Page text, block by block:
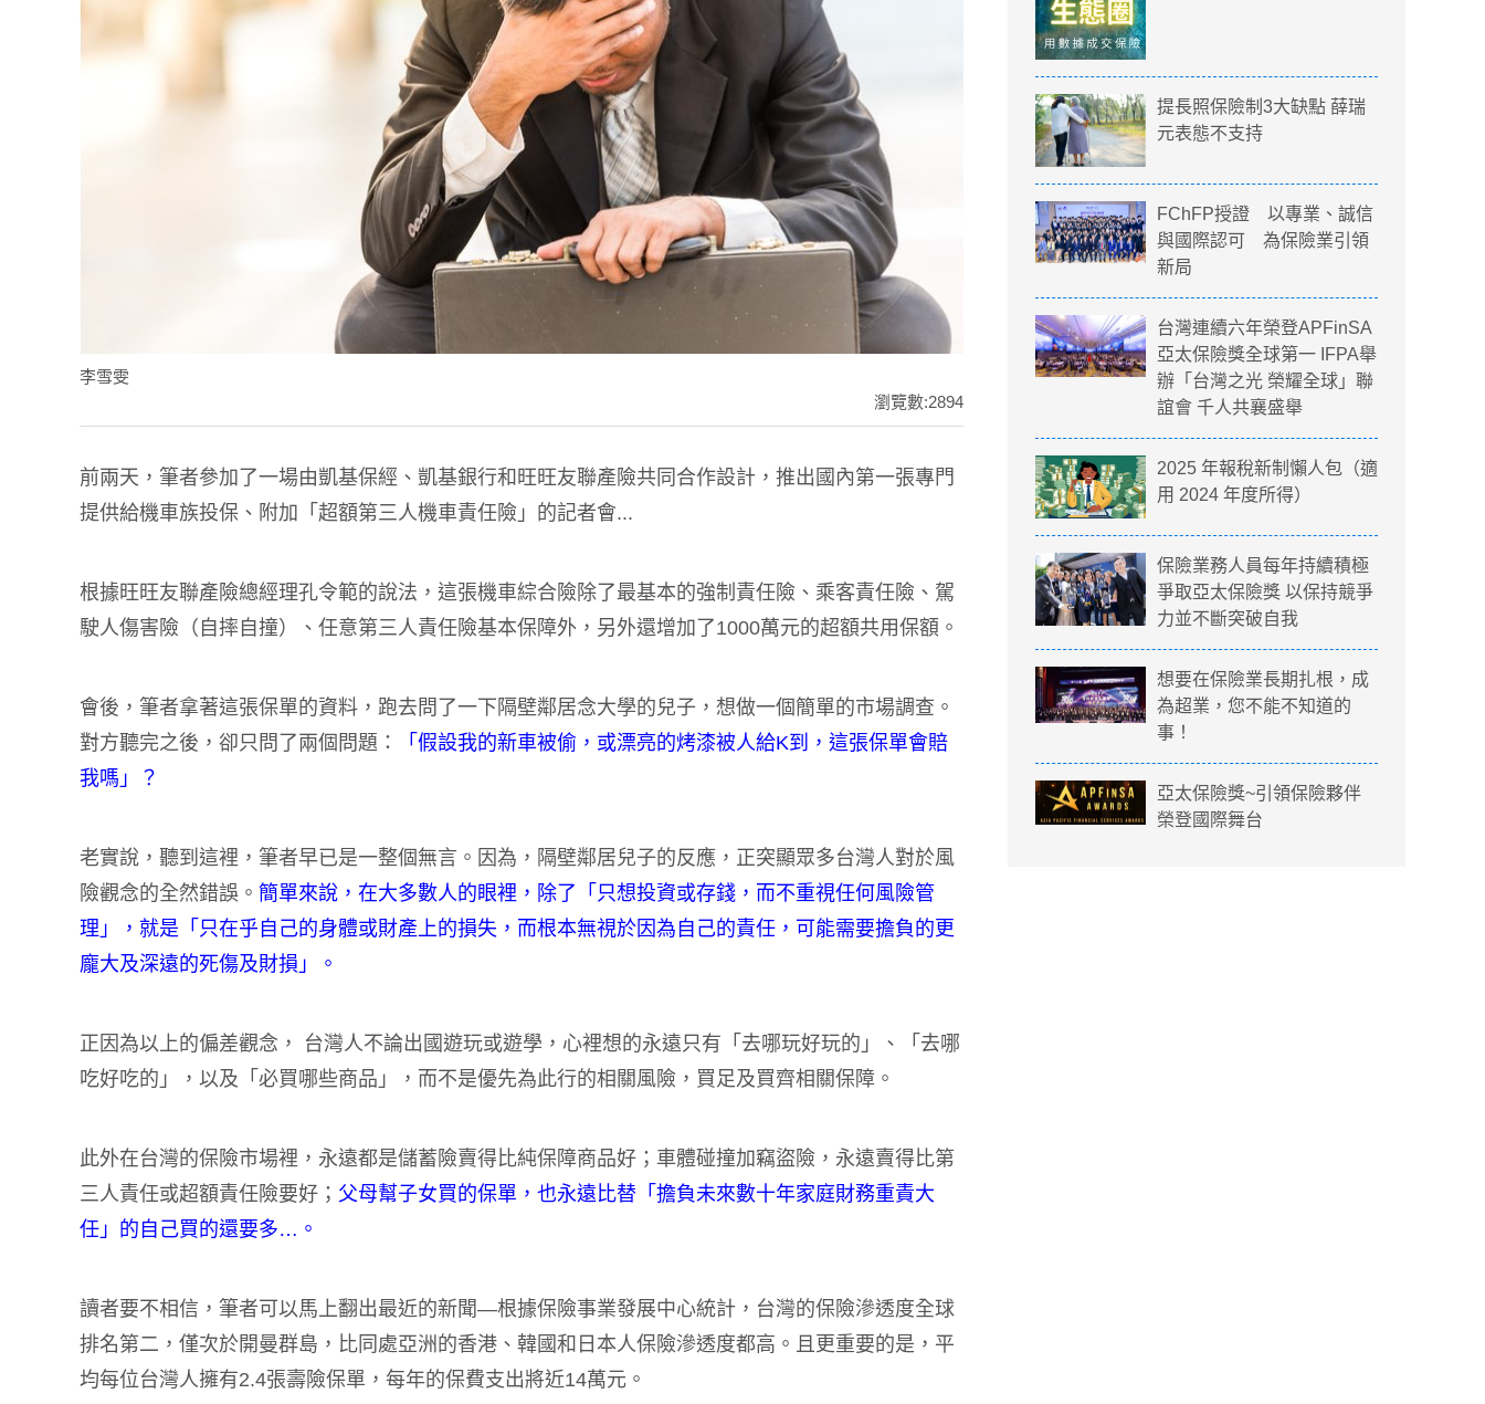
李雪雯
瀏覽數:2894
前兩天，筆者參加了一場由凱基保經、凱基銀行和旺旺友聯產險共同合作設計，推出國內第一張專門
提供給機車族投保、附加「超額第三人機車責任險」的記者會...
根據旺旺友聯產險總經理孔令範的說法，這張機車綜合險除了最基本的強制責任險、乘客責任險、駕
駛人傷害險（自摔自撞）、任意第三人責任險基本保障外，另外還增加了1000萬元的超額共用保額。
會後，筆者拿著這張保單的資料，跑去問了一下隔壁鄰居念大學的兒子，想做一個簡單的市場調查。
對方聽完之後，卻只問了兩個問題：
「假設我的新車被偷，或漂亮的烤漆被人給K到，這張保單會賠
我嗎」？
老實說，聽到這裡，筆者早已是一整個無言。因為，隔壁鄰居兒子的反應，正突顯眾多台灣人對於風
險觀念的全然錯誤。 簡單來說，在大多數人的眼裡，除了「只想投資或存錢，而不重視任何風險管
理」，就是「只在乎自己的身體或財產上的損失，而根本無視於因為自己的責任，可能需要擔負的更
龐大及深遠的死傷及財損」。
正因為以上的偏差觀念， 台灣人不論出國遊玩或遊學，心裡想的永遠只有「去哪玩好玩的」、「去哪
吃好吃的」，以及「必買哪些商品」，而不是優先為此行的相關風險，買足及買齊相關保障。
此外在台灣的保險市場裡，永遠都是儲蓄險賣得比純保障商品好；車體碰撞加竊盜險，永遠賣得比第
三人責任或超額責任險要好； 父母幫子女買的保單，也永遠比替「擔負未來數十年家庭財務重責大
任」的自己買的還要多…。
讀者要不相信，筆者可以馬上翻出最近的新聞—根據保險事業發展中心統計，台灣的保險滲透度全球
排名第二，僅次於開曼群島，比同處亞洲的香港、韓國和日本人保險滲透度都高。且更重要的是，平
均每位台灣人擁有2.4張壽險保單，每年的保費支出將近14萬元。
提長照保險制3大缺點 薛瑞
元表態不支持
FChFP授證 以專業、誠信
與國際認可 為保險業引領
新局
台灣連續六年榮登APFinSA
亞太保險獎全球第一 IFPA舉
辦「台灣之光 榮耀全球」聯
誼會 千人共襄盛舉
2025 年報稅新制懶人包（適
用 2024 年度所得）
保險業務人員每年持續積極
爭取亞太保險獎 以保持競爭
力並不斷突破自我
想要在保險業長期扎根，成
為超業，您不能不知道的
事！
亞太保險獎~引領保險夥伴
榮登國際舞台